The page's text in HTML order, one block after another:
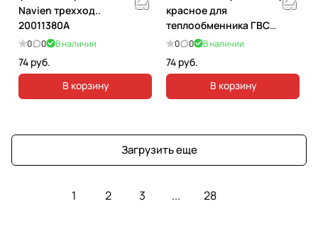
Navien трехход..
20011380A
0 0 В наличии
74 руб.
В корзину
красное для
теплообменника ГВС
Navien 20021353A.
0 0 В наличии
74 руб.
В корзину
Загрузить еще
1 2 3 ... 28